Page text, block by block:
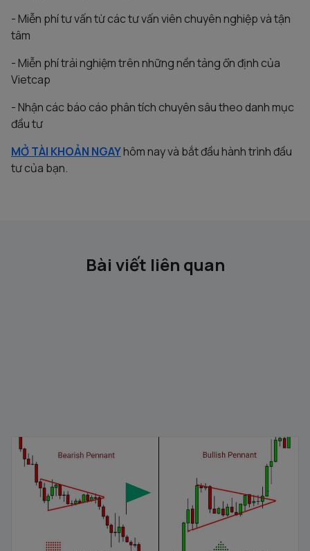
- Miễn phí tư vấn từ các tư vấn viên chuyên nghiệp và tận
tâm
- Miễn phí trải nghiệm trên những nền tảng ổn định của
Vietcap
- Nhận các báo cáo phân tích chuyên sâu theo danh mục
đầu tư
MỞ TÀI KHOẢN NGAYhôm nay và bắt đầu hành trình đầu
tư của bạn.
Bài viết liên quan
Mô hình cờ đuôi nheo: Đặc điểm và cách nhận dạng
04/02/2026